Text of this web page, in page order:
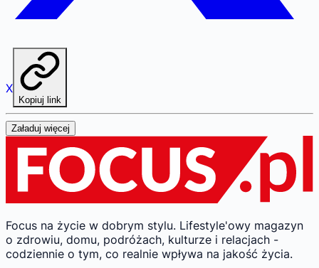
X
Kopiuj link
Załaduj więcej
Focus na życie w dobrym stylu. Lifestyle'owy magazyn
o zdrowiu, domu, podróżach, kulturze i relacjach -
codziennie o tym, co realnie wpływa na jakość życia.